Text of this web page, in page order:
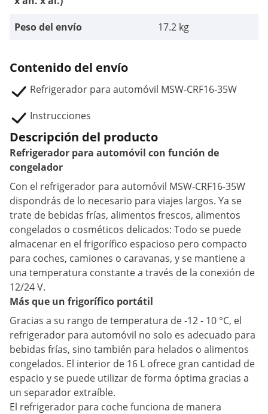
Peso del envío
17.2 kg
Contenido del envío
Refrigerador para automóvil MSW-CRF16-35W
Instrucciones
Descripción del producto
Refrigerador para automóvil con función de
congelador
Con el refrigerador para automóvil MSW-CRF16-35W
dispondrás de lo necesario para viajes largos. Ya se
trate de bebidas frías, alimentos frescos, alimentos
congelados o cosméticos delicados: Todo se puede
almacenar en el frigorífico espacioso pero compacto
para coches, camiones o caravanas, y se mantiene a
una temperatura constante a través de la conexión de
12/24 V.
Más que un frigorífico portátil
Gracias a su rango de temperatura de -12 - 10 °C, el
refrigerador para automóvil no solo es adecuado para
bebidas frías, sino también para helados o alimentos
congelados. El interior de 16 L ofrece gran cantidad de
espacio y se puede utilizar de forma óptima gracias a
un separador extraíble.
El refrigerador para coche funciona de manera